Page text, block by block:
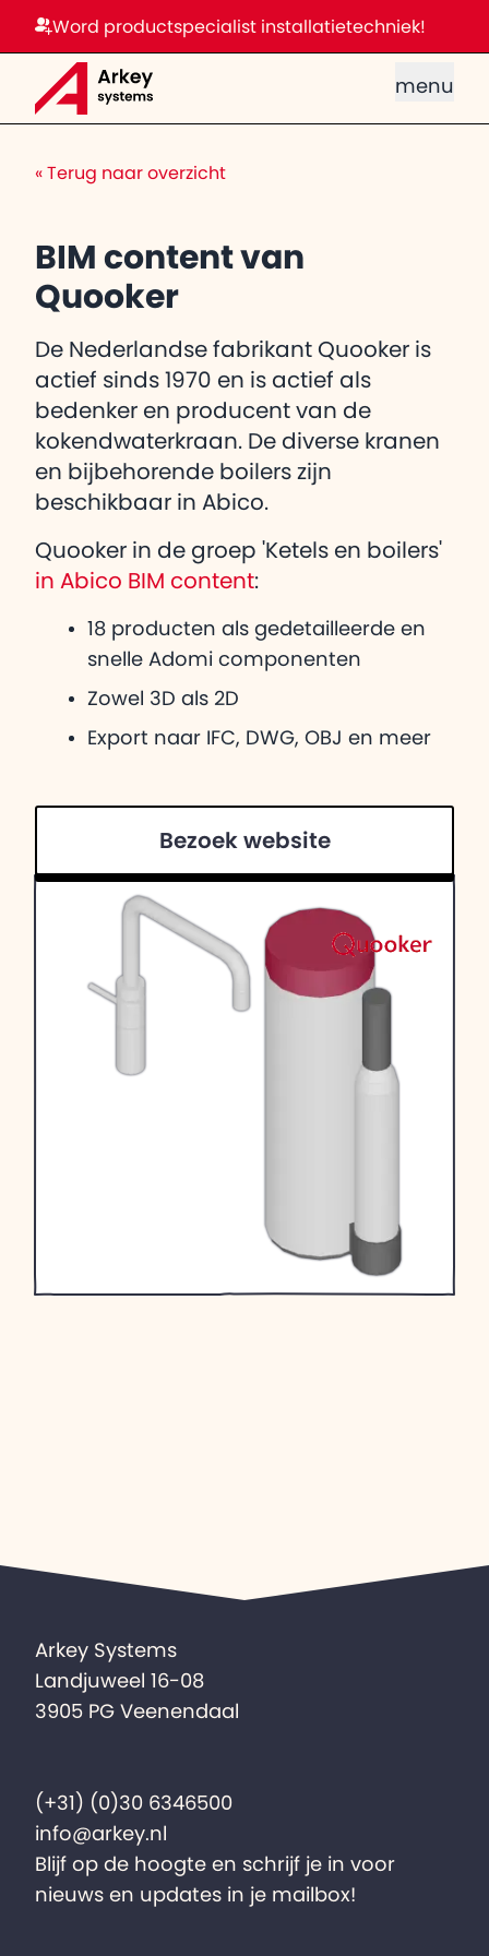
Word productspecialist installatietechniek!
menu
« Terug naar overzicht
BIM content van
Quooker
De Nederlandse fabrikant Quooker is
actief sinds 1970 en is actief als
bedenker en producent van de
kokendwaterkraan. De diverse kranen
en bijbehorende boilers zijn
beschikbaar in Abico.
Quooker in de groep 'Ketels en boilers'
in Abico BIM content:
18 producten als gedetailleerde en
snelle Adomi componenten
Zowel 3D als 2D
Export naar IFC, DWG, OBJ en meer
Bezoek website
Arkey Systems
Landjuweel 16-08
3905 PG Veenendaal
(+31) (0)30 6346500
info@arkey.nl
Blijf op de hoogte en schrijf je in voor
nieuws en updates in je mailbox!